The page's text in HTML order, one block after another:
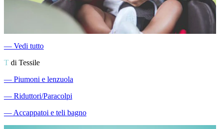
― Vedi tutto
T di Tessile
― Piumoni e lenzuola
― Riduttori/Paracolpi
―Accappatoi e teli bagno